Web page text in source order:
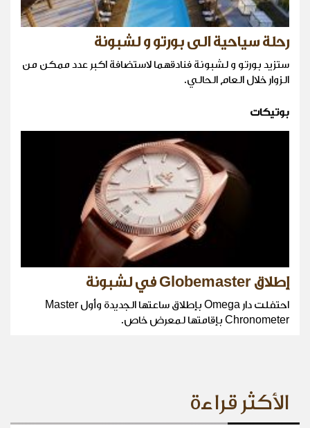
رحلة سياحية الى بورتو و لشبونة
ستزيد بورتو و لشبونة فنادقهما لاستضافة اكبر عدد ممكن من
الزوار خلال العام الحالي.
بوتيكات
إطلاق Globemaster في لشبونة
احتفلت دار Omega بإطلاق ساعتها الجديدة وأول Master
Chronometer بإقامتها لمعرض خاص.
الأكثر قراءة